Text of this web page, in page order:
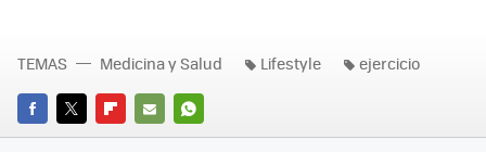
FACEBOOK
TWITTERFLIPBOARD
E-
WHATSAPP
TEMAS Medicina y Salud Lifestyle ejercicio